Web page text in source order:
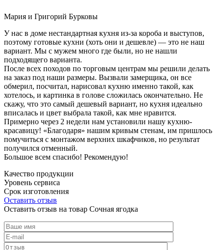
Мария и Григорий Бурковы
У нас в доме нестандартная кухня из-за короба и выступов,
поэтому готовые кухни (хоть они и дешевле) — это не наш
вариант. Мы с мужем много где были, но не нашли
подходящего варианта.
После всех походов по торговым центрам мы решили делать
на заказ под наши размеры. Вызвали замерщика, он все
обмерил, посчитал, нарисовал кухню именно такой, как
хотелось, и картинка в голове сложилась окончательно. Не
скажу, что это самый дешевый вариант, но кухня идеально
вписалась и цвет выбрала такой, как мне нравится.
Примерно через 2 недели нам установили нашу кухню-
красавицу! «Благодаря» нашим кривым стенам, им пришлось
помучиться с монтажом верхних шкафчиков, но результат
получился отменный.
Большое всем спасибо! Рекомендую!
Качество продукции
Уровень сервиса
Срок изготовления
Оставить отзыв
Оставить отзыв на товар Сочная ягодка